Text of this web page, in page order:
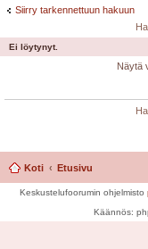
Siirry tarkennettuun hakuun
Ei löytynyt.
Näytä
Koti Etusivu
Keskustelufoorumin ohjelmisto
Käännös: